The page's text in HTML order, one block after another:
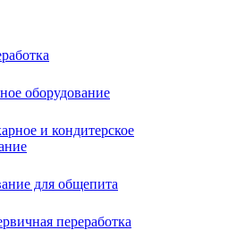
оборудование
и кондитерское
для общепита
переработка